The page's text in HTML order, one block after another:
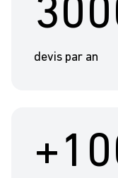
devis par an